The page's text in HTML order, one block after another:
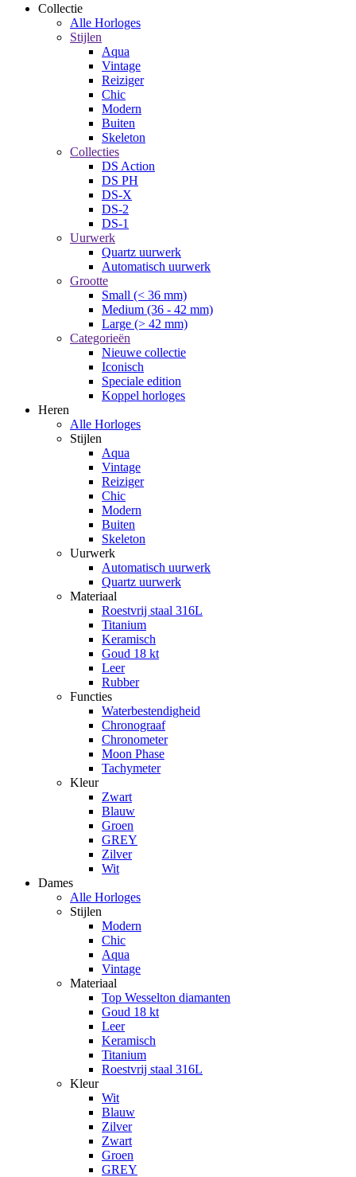
Collectie
Alle Horloges
Stijlen
Aqua
Vintage
Reiziger
Chic
Modern
Buiten
Skeleton
Collecties
DS Action
DS PH
DS-X
DS-2
DS-1
Uurwerk
Quartz uurwerk
Automatisch uurwerk
Grootte
Small (< 36 mm)
Medium (36 - 42 mm)
Large (> 42 mm)
Categorieën
Nieuwe collectie
Iconisch
Speciale edition
Koppel horloges
Heren
Alle Horloges
Stijlen
Aqua
Vintage
Reiziger
Chic
Modern
Buiten
Skeleton
Uurwerk
Automatisch uurwerk
Quartz uurwerk
Materiaal
Roestvrij staal 316L
Titanium
Keramisch
Goud 18 kt
Leer
Rubber
Functies
Waterbestendigheid
Chronograaf
Chronometer
Moon Phase
Tachymeter
Kleur
Zwart
Blauw
Groen
GREY
Zilver
Wit
Dames
Alle Horloges
Stijlen
Modern
Chic
Aqua
Vintage
Materiaal
Top Wesselton diamanten
Goud 18 kt
Leer
Keramisch
Titanium
Roestvrij staal 316L
Kleur
Wit
Blauw
Zilver
Zwart
Groen
GREY